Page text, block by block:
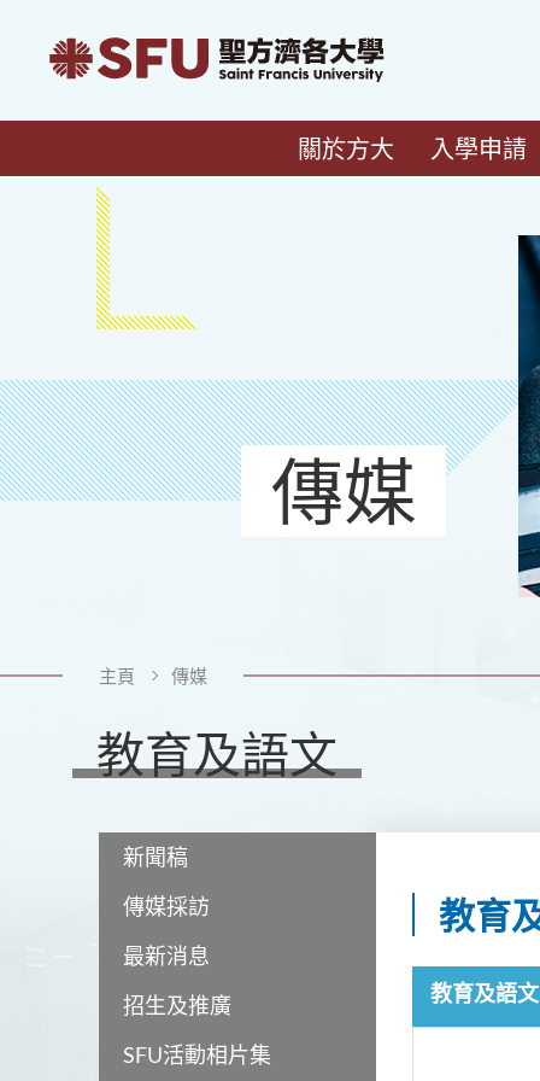
關於方大 入學申請
傳媒
主頁 傳媒
教育及語文
新聞稿
傳媒採訪
最新消息
招生及推廣
SFU活動相片集
教育
教育及語文